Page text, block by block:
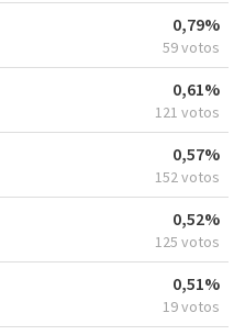
0,79%
59 votos
0,61%
121 votos
0,57%
152 votos
0,52%
125 votos
0,51%
19 votos